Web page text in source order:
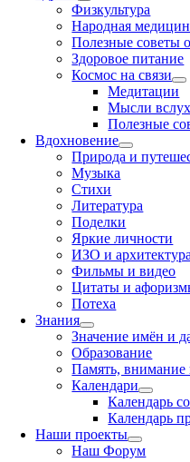
Физкультура
Народная
Полезные советы
Здоровое питание
Космос на связи
Медитации
Мысли вслух
Полезные
Вдохновение
Природа и
Музыка
Стихи
Литература
Поделки
Яркие личности
ИЗО и архитектура
Фильмы и видео
Цитаты и
Потеха
Знания
Значение имён и
Образование
Память, внимание
Календари
Календарь
Календарь
Наши проекты
Наш Форум